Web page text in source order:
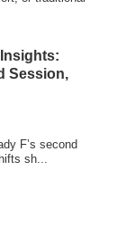
Session,
F’s second
sh...